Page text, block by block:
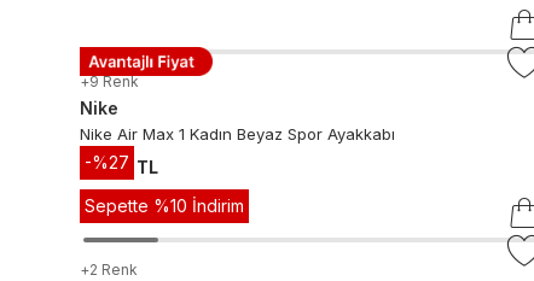
+9 Renk
Nike
Nike Air Max 1 Kadın Beyaz Spor Ayakkabı
4.499 TL
-%27
Sepette %10 İndirim
+2 Renk